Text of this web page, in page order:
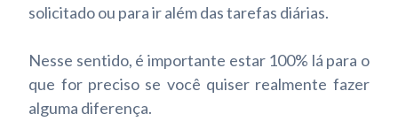
solicitado ou para ir além das tarefas diárias.
Nesse sentido, é importante estar 100% lá para o
que for preciso se você quiser realmente fazer
alguma diferença.